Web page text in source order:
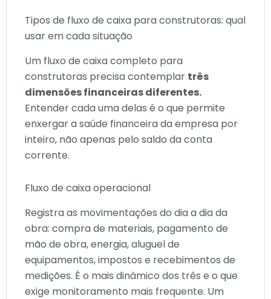
Tipos de fluxo de caixa para construtoras: qual
usar em cada situação
Um fluxo de caixa completo para
construtoras precisa contemplar três
dimensões financeiras diferentes.
Entender cada uma delas é o que permite
enxergar a saúde financeira da empresa por
inteiro, não apenas pelo saldo da conta
corrente.
Fluxo de caixa operacional
Registra as movimentações do dia a dia da
obra: compra de materiais, pagamento de
mão de obra, energia, aluguel de
equipamentos, impostos e recebimentos de
medições. É o mais dinâmico dos três e o que
exige monitoramento mais frequente. Um